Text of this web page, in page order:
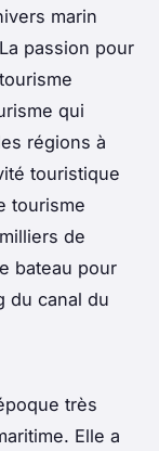
marin
passion pour
qui
régions à
touristique
tourisme
de
bateau pour
du canal du
très
Elle a